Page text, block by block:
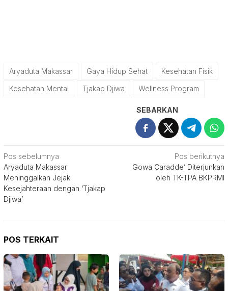
Aryaduta Makassar Gaya Hidup Sehat
Kesehatan Fisik
Kesehatan Mental
Tjakap Djiwa Wellness Program
SEBARKAN
Navigasi
pos
Pos sebelumnya
Aryaduta Makassar
Meninggalkan Jejak
Kesejahteraan dengan ‘Tjakap
Djiwa’
Pos berikutnya
Gowa Caradde’ Diterjunkan
oleh TK-TPA BKPRMI
POS TERKAIT